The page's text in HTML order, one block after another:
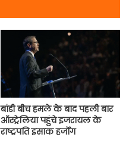
बांडी बीच हमले के बाद पहली बार
ऑस्ट्रेलिया पहुंचे इजरायल के
राष्ट्रपति इसाक हर्जोग